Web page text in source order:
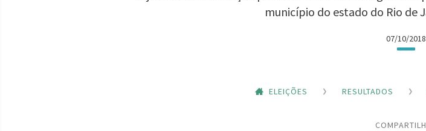
município do estado do Rio de
07/10/2018
ELEIÇÕES RESULTADOS